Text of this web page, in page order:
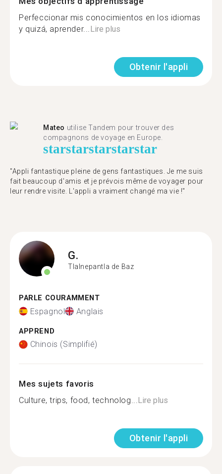
Perfeccionar mis conocimientos en los idiomas
y quizá, aprender...Lire plus
Obtenir l'appli
Mateo utilise Tandem pour trouver des
compagnons de voyage en Europe.
starstarstarstarstar
"Appli fantastique pleine de gens fantastiques. Je me suis
fait beaucoup d'amis et je prévois même de voyager pour
leur rendre visite. L'appli a vraiment changé ma vie !"
G.
Tlalnepantla de Baz
PARLE COURAMMENT
Espagnol Anglais
APPREND
Chinois (Simplifié)
Mes sujets favoris
Culture, trips, food, technolog...Lire plus
Obtenir l'appli